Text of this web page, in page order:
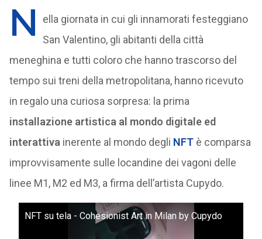
N
ella giornata in cui gli innamorati festeggiano
San Valentino, gli abitanti della città
meneghina e tutti coloro che hanno trascorso del
tempo sui treni della metropolitana, hanno ricevuto
in regalo una curiosa sorpresa: la prima
installazione artistica al mondo digitale ed
interattiva inerente al mondo degli NFTè comparsa
improvvisamente sulle locandine dei vagoni delle
linee M1, M2 ed M3, a firma dell’artista Cupydo.
NFT su tela - Cohesionist Art in Milan by Cupydo